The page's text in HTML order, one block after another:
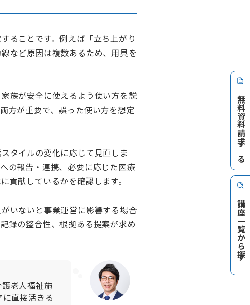
無料資料請求する
講座一覧から探す
ることです。例えば「立ち上がり
など原因は複数あるため、用具を
族が安全に使えるよう使い方を説
方が重要で、誤った使い方を想定
タイルの変化に応じて見直しま
の報告・連携、必要に応じた医療
貢献しているかを確認します。
いないと事業運営に影響する場合
録の整合性、根拠ある提案が求め
老人福祉施
直接活きる